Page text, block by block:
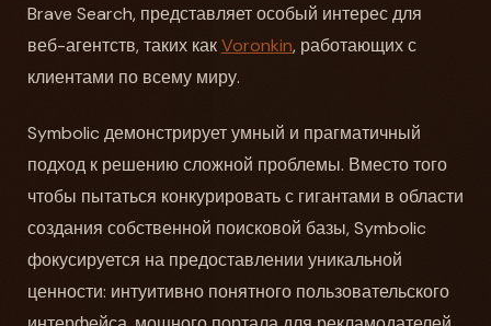
Brave Search, представляет особый интерес для
веб-агентств, таких какVoronkin, работающих с
клиентами по всему миру.
Symbolic демонстрирует умный и прагматичный
подход к решению сложной проблемы. Вместо того
чтобы пытаться конкурировать с гигантами в области
создания собственной поисковой базы, Symbolic
фокусируется на предоставлении уникальной
ценности: интуитивно понятного пользовательского